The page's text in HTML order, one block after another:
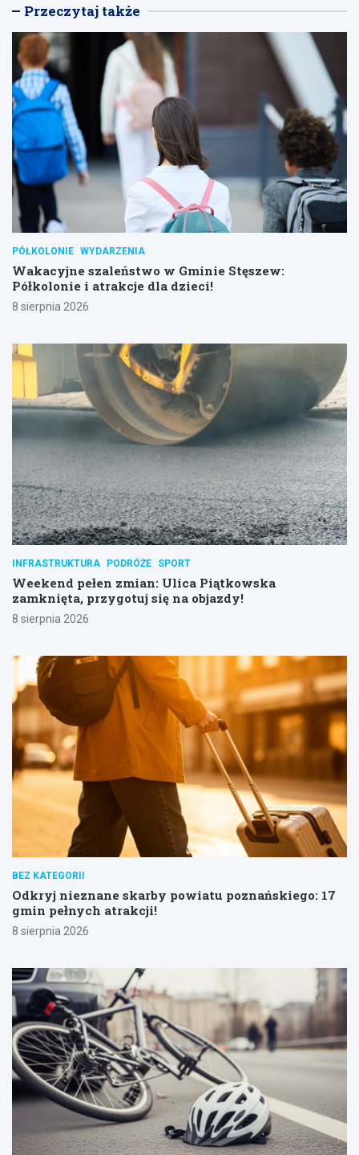
Przeczytaj także
PÓŁKOLONIE WYDARZENIA
Wakacyjne szaleństwo w Gminie Stęszew:
Półkolonie i atrakcje dla dzieci!
8 sierpnia 2026
INFRASTRUKTURA PODRÓŻE SPORT
Weekend pełen zmian: Ulica Piątkowska
zamknięta, przygotuj się na objazdy!
8 sierpnia 2026
BEZ KATEGORII
Odkryj nieznane skarby powiatu poznańskiego: 17
gmin pełnych atrakcji!
8 sierpnia 2026